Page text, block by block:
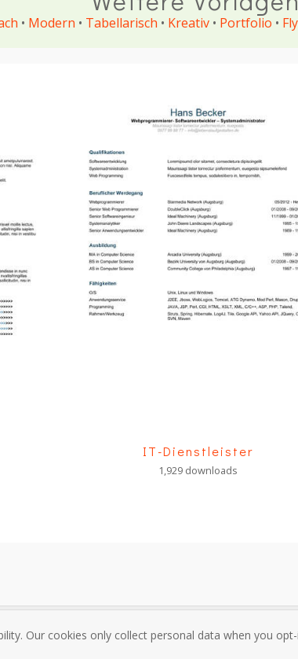
• Modern • Tabellarisch • Kreativ• Portfolio •
IT-Dienstleister
1,929 downloads
Über mich und Kontakt Datenschutzrichtlinie
Our cookies only collect personal data when you